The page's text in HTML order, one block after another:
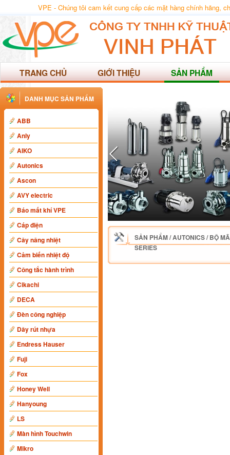
VPE - Chúng tôi cam kết cung cấp các mặt hàng chính hãng,
TRANG CHỦ GIỚI THIỆU SẢN PHẨM
DANH MỤC SẢN PHẨM
ABB
Anly
AIKO
Autonics
Ascon
AVY electric
Báo mất khí VPE
Cáp điện
Cây nâng nhiệt
Cảm biến nhiệt độ
Công tắc hành trình
Cikachi
DECA
Đèn công nghiệp
Dây rút nhựa
Endress Hauser
Fuji
Fox
Honey Well
Hanyoung
LS
Màn hình Touchwin
Mikro
SẢN PHẨM/AUTONICS/BỘ
SERIES